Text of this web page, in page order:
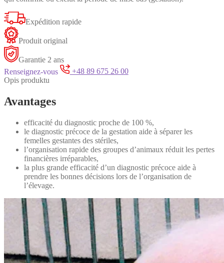
Expédition rapide
Produit original
Garantie 2 ans
Renseignez-vous
+48 89 675 26 00
Opis produktu
Avantages
efficacité du diagnostic proche de 100 %,
le diagnostic précoce de la gestation aide à séparer les
femelles gestantes des stériles,
l’organisation rapide des groupes d’animaux réduit les pertes
financières irréparables,
la plus grande efficacité d’un diagnostic précoce aide à
prendre les bonnes décisions lors de l’organisation de
l’élevage.